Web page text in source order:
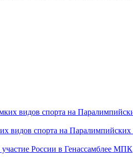
видов спорта на Паралимпийских